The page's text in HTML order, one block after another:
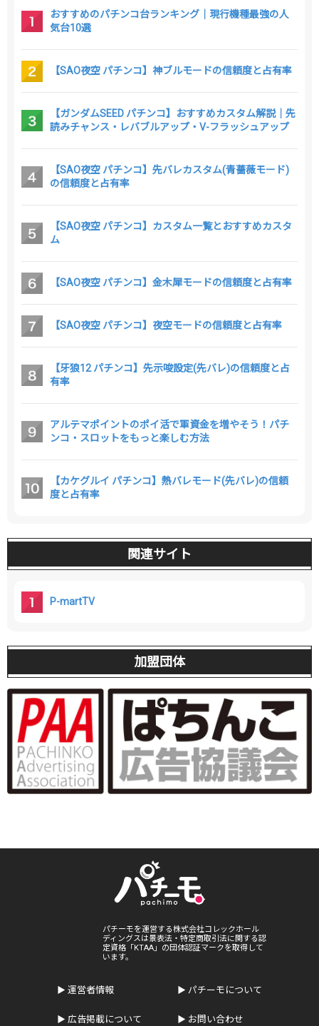
おすすめのパチンコ台ランキング｜現行機種最強の人
気台10選
【SAO夜空 パチンコ】神ブルモードの信頼度と占有率
【ガンダムSEED パチンコ】おすすめカスタム解説｜先
読みチャンス・レバブルアップ・V-フラッシュアップ
【SAO夜空 パチンコ】先バレカスタム(青薔薇モード)
の信頼度と占有率
【SAO夜空 パチンコ】カスタム一覧とおすすめカスタ
ム
【SAO夜空 パチンコ】金木犀モードの信頼度と占有率
【SAO夜空 パチンコ】夜空モードの信頼度と占有率
【牙狼12 パチンコ】先示唆設定(先バレ)の信頼度と占
有率
アルテマポイントのポイ活で軍資金を増やそう！パチ
ンコ・スロットをもっと楽しむ方法
【カケグルイ パチンコ】熱バレモード(先バレ)の信頼
度と占有率
関連サイト
P-martTV
加盟団体
パチーモを運営する株式会社コレックホール
ディングスは景表法・特定商取引法に関する認
定資格「KTAA」の団体認証マークを取得して
います。
運営者情報 パチーモについて
広告掲載について お問い合わせ